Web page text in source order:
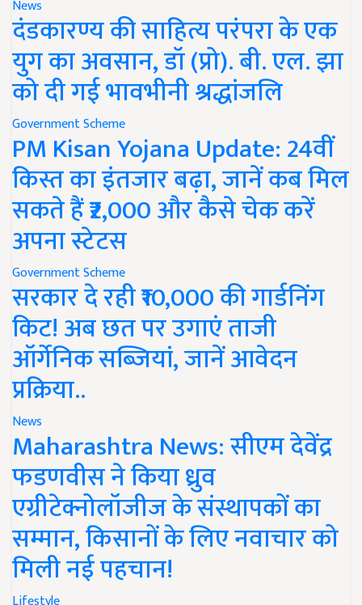
News
दंडकारण्य की साहित्य परंपरा के एक
युग का अवसान, डॉ (प्रो). बी. एल. झा
को दी गई भावभीनी श्रद्धांजलि
Government Scheme
PM Kisan Yojana Update: 24वीं
किस्त का इंतजार बढ़ा, जानें कब मिल
सकते हैं ₹2,000 और कैसे चेक करें
अपना स्टेटस
Government Scheme
सरकार दे रही ₹10,000 की गार्डनिंग
किट! अब छत पर उगाएं ताजी
ऑर्गेनिक सब्जियां, जानें आवेदन
प्रक्रिया..
News
Maharashtra News: सीएम देवेंद्र
फडणवीस ने किया ध्रुव
एग्रीटेक्नोलॉजीज के संस्थापकों का
सम्मान, किसानों के लिए नवाचार को
मिली नई पहचान!